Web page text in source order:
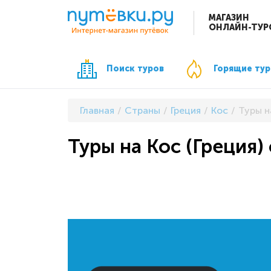
МАГАЗИН
ОНЛАЙН-
Поиск туров Горящие
Главная Страны Греция Кос Туры
Туры на Кос (Греция)